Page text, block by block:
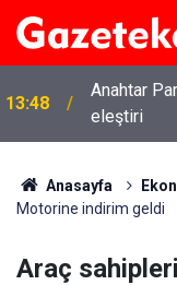
13:48
Anahtar
eleştiri
Anasayfa
Motorine indirim geldi
Araç